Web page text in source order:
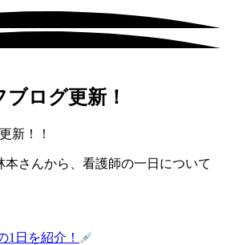
ログ更新！
新！！
本さんから、看護師の一日について
1日を紹介！